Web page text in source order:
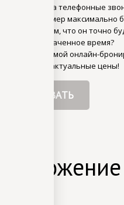
нет времени на телефонные
заказать номер максимально
в том, что он точно
для Вас в назначенное время?
формой онлайн-
самые актуальные цены!